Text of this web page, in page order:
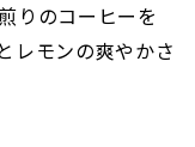
りのコーヒーを
レモンの爽やかさ